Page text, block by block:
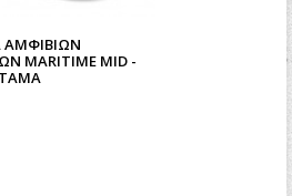
ΑΜΦΊΒΙΩΝ
MARITIME MID -